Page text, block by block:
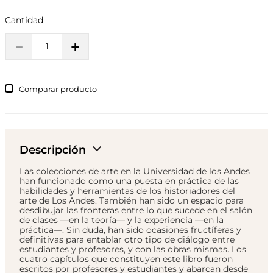
Cantidad
＋
－
Comparar
Descripción
Las colecciones de arte en la Universidad de los Andes
han funcionado como una puesta en práctica de las
habilidades y herramientas de los historiadores del
arte de Los Andes. También han sido un espacio para
desdibujar las fronteras entre lo que sucede en el salón
de clases —en la teoría— y la experiencia —en la
práctica—. Sin duda, han sido ocasiones fructíferas y
definitivas para entablar otro tipo de diálogo entre
estudiantes y profesores, y con las obras mismas. Los
cuatro capítulos que constituyen este libro fueron
escritos por profesores y estudiantes y abarcan desde